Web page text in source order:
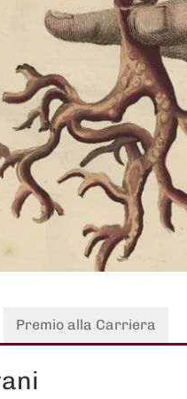
Premio alla Carriera